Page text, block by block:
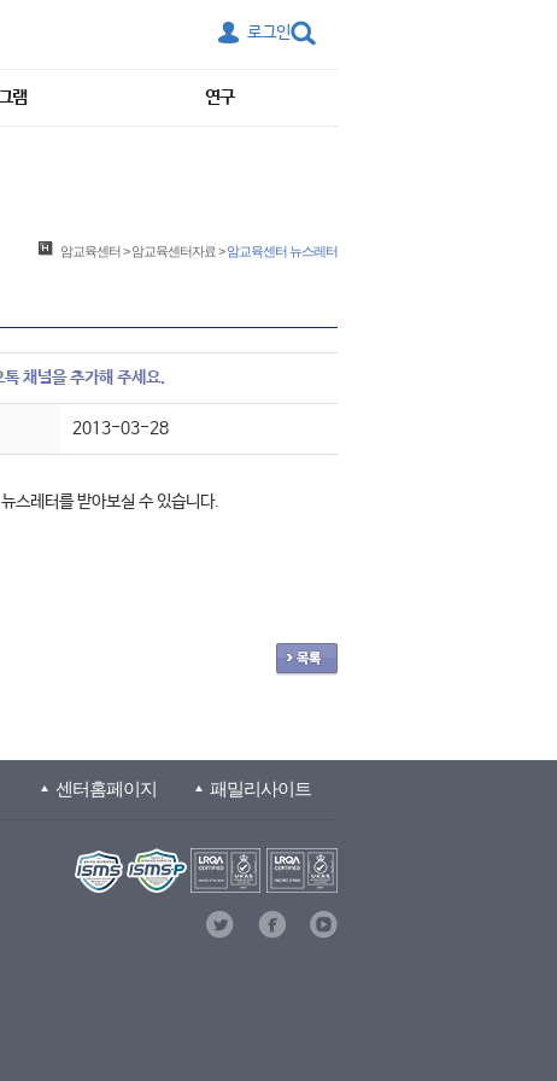
로그인
램 연구
암교육센터>암교육센터자료 >암교육센터 뉴스레터
채널을 추가해 주세요.
2013-03-28
스레터를 받아보실 수 있습니다.
센터홈페이지 패밀리사이트